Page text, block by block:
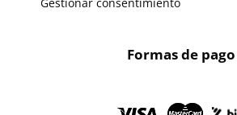
Gestionar consentimiento
Formas de pago